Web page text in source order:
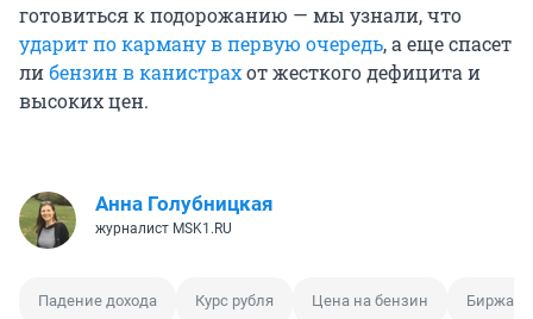
готовиться к подорожанию — мы узнали, что
ударит по карману в первую очередь, а еще спасет
либензин в канистрахот жесткого дефицита и
высоких цен.
Анна Голубницкая
журналист MSK1.RU
Падение дохода Курс рубля Цена на бензин Биржа